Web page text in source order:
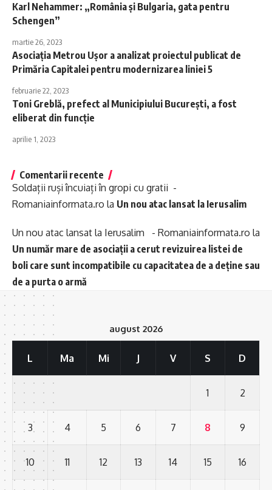
Karl Nehammer: „România şi Bulgaria, gata pentru
Schengen”
martie 26, 2023
Asociația Metrou Ușor a analizat proiectul publicat de
Primăria Capitalei pentru modernizarea liniei 5
februarie 22, 2023
Toni Greblă, prefect al Municipiului București, a fost
eliberat din funcție
aprilie 1, 2023
Comentarii recente
Soldații ruși încuiați în gropi cu gratii -
Romaniainformata.ro la Un nou atac lansat la Ierusalim
Un nou atac lansat la Ierusalim - Romaniainformata.ro la
Un număr mare de asociații a cerut revizuirea listei de
boli care sunt incompatibile cu capacitatea de a deține sau
de a purta o armă
august 2026
L Ma Mi J V S D
1 2
3 4 5 6 7 8 9
10 11 12 13 14 15 16